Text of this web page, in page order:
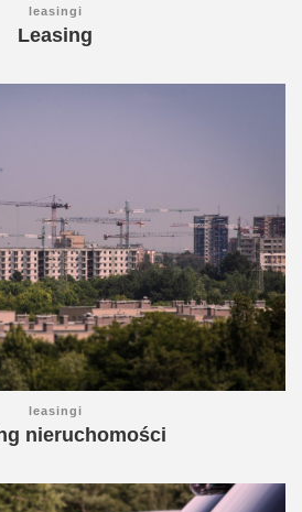
leasingi
Leasing
leasingi
nieruchomości